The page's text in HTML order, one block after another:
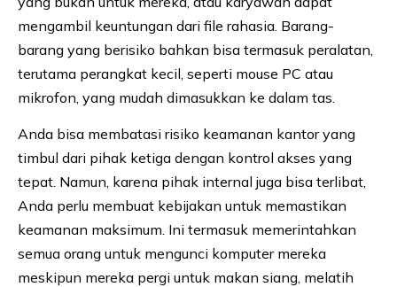
mengambil keuntungan dari file rahasia. Barang-
barang yang berisiko bahkan bisa termasuk peralatan,
terutama perangkat kecil, seperti mouse PC atau
mikrofon, yang mudah dimasukkan ke dalam tas.
Anda bisa membatasi risiko keamanan kantor yang
timbul dari pihak ketiga dengan kontrol akses yang
tepat. Namun, karena pihak internal juga bisa terlibat,
Anda perlu membuat kebijakan untuk memastikan
keamanan maksimum. Ini termasuk memerintahkan
semua orang untuk mengunci komputer mereka
meskipun mereka pergi untuk makan siang, melatih